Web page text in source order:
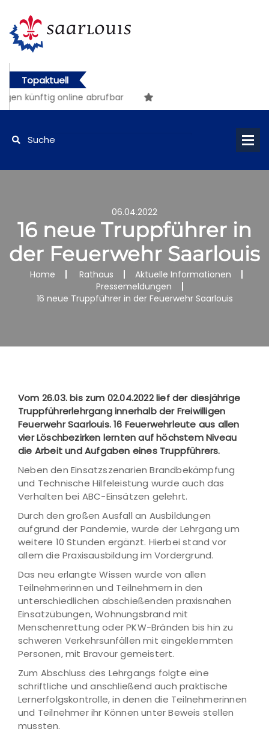
Topaktuell
künftig online abrufbar
06.04.2022
16 neue Truppführer in
der Feuerwehr Saarlouis
Home Rathaus
Aktuelle Informationen
Pressemeldungen
16 neue Truppführer in der Feuerwehr Saarlouis
Vom 26.03. bis zum 02.04.2022 lief der diesjährige
Truppführerlehrgang innerhalb der Freiwilligen
Feuerwehr Saarlouis. 16 Feuerwehrleute aus allen
vier Löschbezirken lernten auf höchstem Niveau
die Arbeit und Aufgaben eines Truppführers.
Neben den Einsatzszenarien Brandbekämpfung
und Technische Hilfeleistung wurde auch das
Verhalten bei ABC-Einsätzen gelehrt.
Durch den großen Ausfall an Ausbildungen
aufgrund der Pandemie, wurde der Lehrgang um
weitere 10 Stunden ergänzt. Hierbei stand vor
allem die Praxisausbildung im Vordergrund.
Das neu erlangte Wissen wurde von allen
Teilnehmerinnen und Teilnehmern in den
unterschiedlichen abschießenden praxisnahen
Einsatzübungen, Wohnungsbrand mit
Menschenrettung oder PKW-Bränden bis hin zu
schweren Verkehrsunfällen mit eingeklemmten
Personen, mit Bravour gemeistert.
Zum Abschluss des Lehrgangs folgte eine
schriftliche und anschließend auch praktische
Lernerfolgskontrolle, in denen die Teilnehmerinnen
und Teilnehmer ihr Können unter Beweis stellen
mussten.